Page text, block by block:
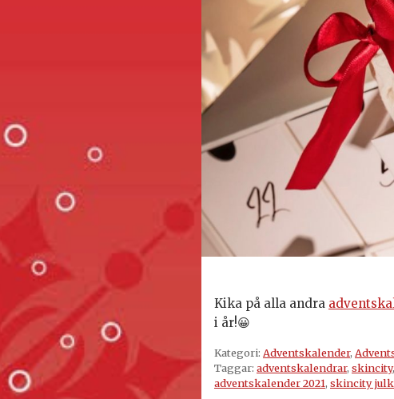
Kika på alla andra
i år!😀
Kategori: Adventskalender,
Taggar: adventskalendrar, skincity,
adventskalender 2021, skincity